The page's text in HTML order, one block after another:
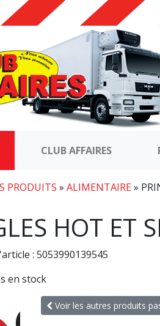
CLUB AFFAIRES
PRODUITS » ALIMENTAIRE»
HOT ET
: 5053990139545
en stock
Voir les autres produits